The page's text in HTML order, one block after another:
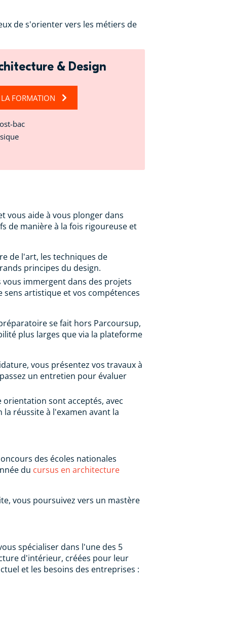
de s'orienter vers les métiers de
& Design
FORMATION
bac
vous aide à vous plonger dans
de manière à la fois rigoureuse et
de l'art, les techniques de
principes du design.
vous immergent dans des projets
artistique et vos compétences
se fait hors Parcoursup,
plus larges que via la plateforme
vous présentez vos travaux à
un entretien pour évaluer
orientation sont acceptés, avec
réussite à l'examen avant la
des écoles nationales
du cursus en architecture
vous poursuivez vers un mastère
spécialiser dans l'une des 5
d'intérieur, créées pour leur
et les besoins des entreprises :